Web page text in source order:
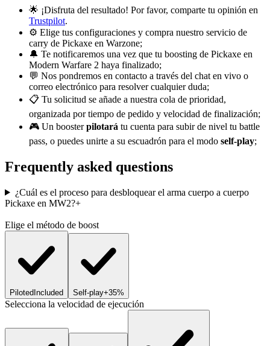
🌟 ¡Disfruta del resultado! Por favor, comparte tu opinión en
Trustpilot.
⚙️ Elige tus configuraciones y compra nuestro servicio de
carry de Pickaxe en Warzone;
🔔 Te notificaremos una vez que tu boosting de Pickaxe en
Modern Warfare 2 haya finalizado;
💬 Nos pondremos en contacto a través del chat en vivo o
correo electrónico para resolver cualquier duda;
📋 Tu solicitud se añade a nuestra cola de prioridad,
organizada por tiempo de pedido y velocidad de finalización;
🎮 Un boosterpilotará tu cuenta para subir de nivel tu battle
pass, o puedes unirte a su escuadrón para el modo self-play;
Frequently asked questions
¿Cuál es el proceso para desbloquear el arma cuerpo a cuerpo
Pickaxe en MW2?+
Elige el método de boost
Piloted Included Self-play+35%
Selecciona la velocidad de ejecución